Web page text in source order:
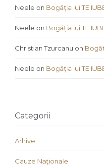
Neele on Bogăția lui TE
Neele on Bogăția lui TE
Christian Tzurcanu on
Neele on Bogăția lui TE
Categorii
Arhive
Cauze Naţionale